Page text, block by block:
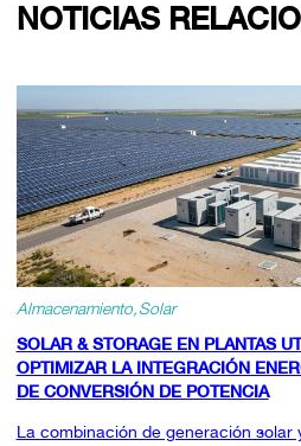
NOTICIAS
Almacenamiento Solar
SOLAR & STORAGE EN PLANTAS
OPTIMIZAR LA INTEGRACIÓN
DE CONVERSIÓN DE POTENCIA
La combinación de generación solar